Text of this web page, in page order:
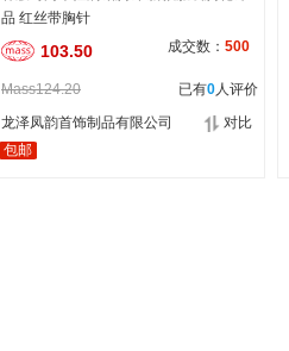
品 红丝带胸针
103.50 成交数： 500
Mass124.20 已有0人评价
龙泽凤韵首饰制品有限公司
对比
包邮